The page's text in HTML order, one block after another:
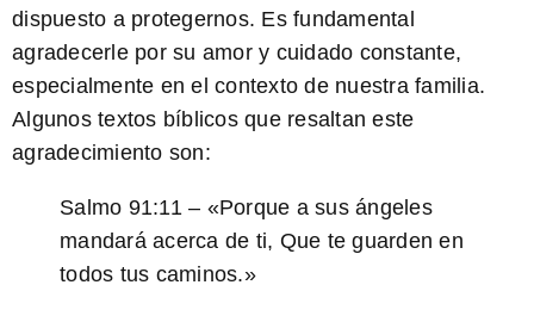
dispuesto a protegernos. Es fundamental
agradecerle por su amor y cuidado constante,
especialmente en el contexto de nuestra familia.
Algunos textos bíblicos que resaltan este
agradecimiento son:
Salmo 91:11– «Porque a sus ángeles
mandará acerca de ti, Que te guarden en
todos tus caminos.»